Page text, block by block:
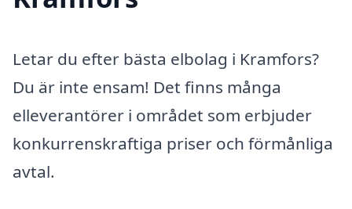
Letar du efter bästa elbolag i Kramfors?
Du är inte ensam! Det finns många
elleverantörer i området som erbjuder
konkurrenskraftiga priser och förmånliga
avtal.